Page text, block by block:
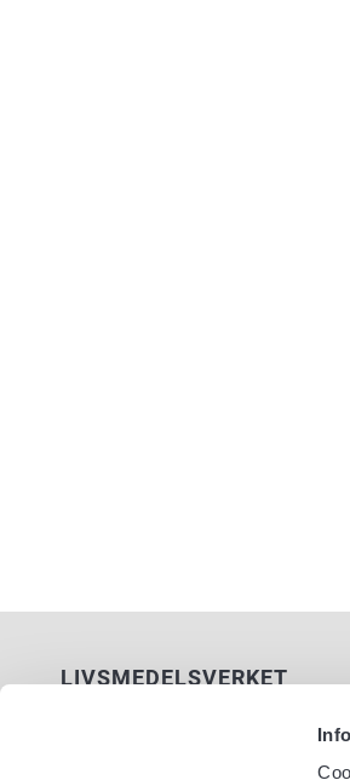
LIVSMEDELSVERKET